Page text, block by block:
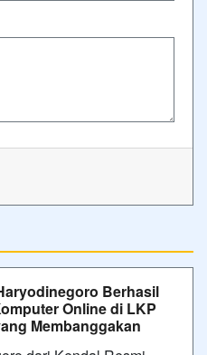
Berhasil
Online di LKP
Membanggakan